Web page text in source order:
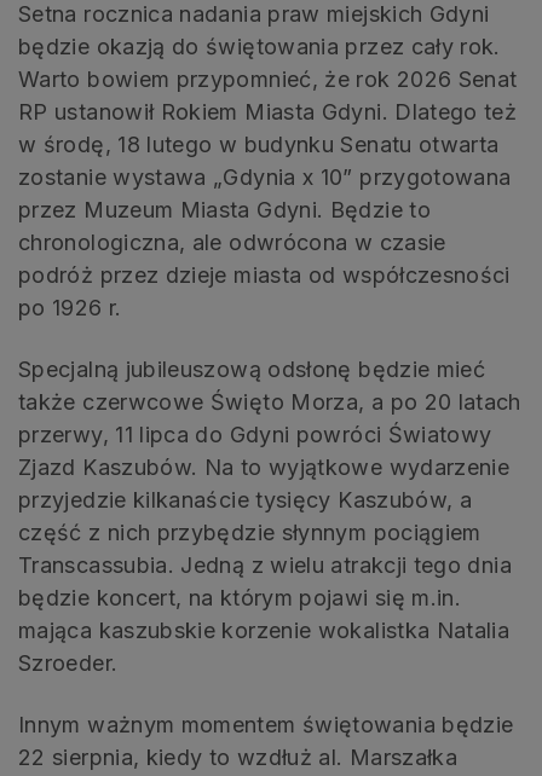
Setna rocznica nadania praw miejskich Gdyni
będzie okazją do świętowania przez cały rok.
Warto bowiem przypomnieć, że rok 2026 Senat
RP ustanowił Rokiem Miasta Gdyni. Dlatego też
w środę, 18 lutego w budynku Senatu otwarta
zostanie wystawa „Gdynia x 10” przygotowana
przez Muzeum Miasta Gdyni. Będzie to
chronologiczna, ale odwrócona w czasie
podróż przez dzieje miasta od współczesności
po 1926 r.
Specjalną jubileuszową odsłonę będzie mieć
także czerwcowe Święto Morza, a po 20 latach
przerwy, 11 lipca do Gdyni powróci Światowy
Zjazd Kaszubów. Na to wyjątkowe wydarzenie
przyjedzie kilkanaście tysięcy Kaszubów, a
część z nich przybędzie słynnym pociągiem
Transcassubia. Jedną z wielu atrakcji tego dnia
będzie koncert, na którym pojawi się m.in.
mająca kaszubskie korzenie wokalistka Natalia
Szroeder.
Innym ważnym momentem świętowania będzie
22 sierpnia, kiedy to wzdłuż al. Marszałka